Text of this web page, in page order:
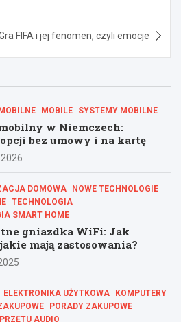
FIFA i jej fenomen, czyli emocje
MOBILE SYSTEMY MOBILNE
w Niemczech:
bez umowy i na kartę
DOMOWA
NOWE TECHNOLOGIE
TECHNOLOGIA
SMART HOME
gniazdka WiFi: Jak
mają zastosowania?
ELEKTRONIKA UŻYTKOWA
KOMPUTERY
PORADY ZAKUPOWE
AUDIO